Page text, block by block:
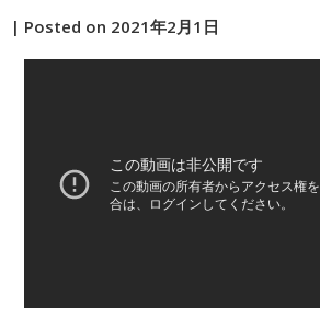
by
原
| Posted on 2021年2月1日